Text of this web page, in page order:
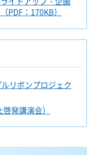
PDF：170KB）
リボンプロジェク
発講演会）